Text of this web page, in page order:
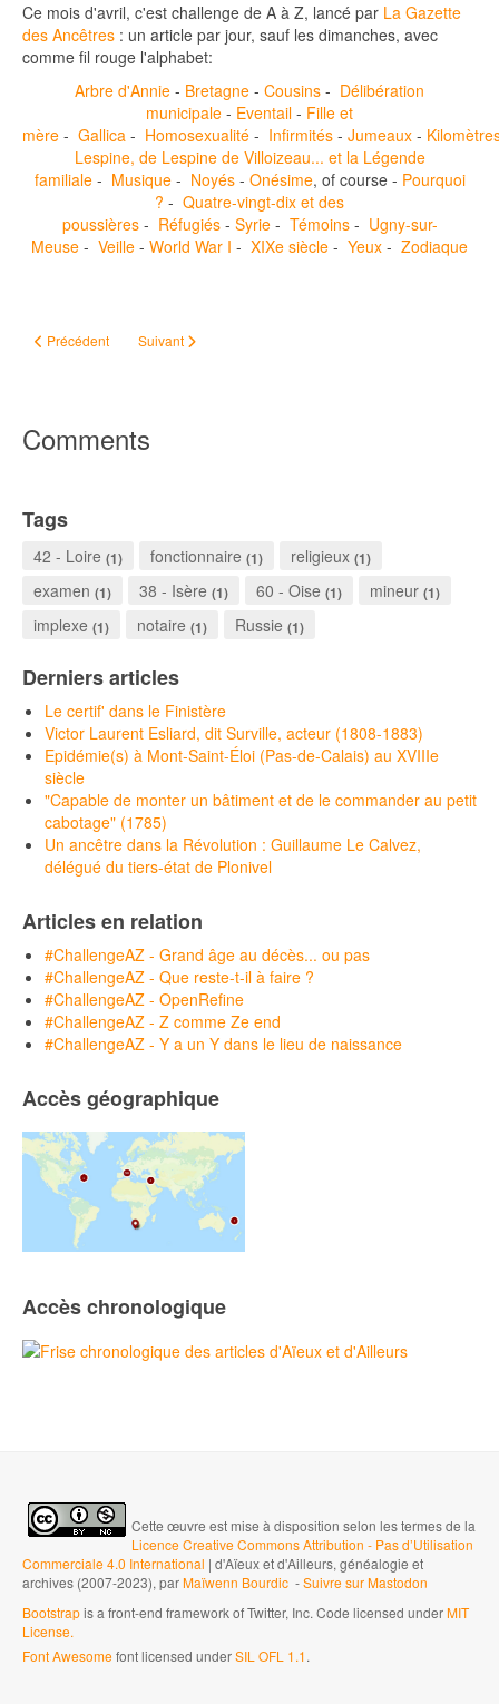
Ce mois d'avril, c'est challenge de A à Z, lancé par La Gazette
des Ancêtres : un article par jour, sauf les dimanches, avec
comme fil rouge l'alphabet:
Arbre d'Annie - Bretagne - Cousins - Délibération
municipale - Eventail - Fille et
mère - Gallica - Homosexualité - Infirmités - Jumeaux -
Lespine, de Lespine de Villoizeau... et la Légende
familiale - Musique- Noyés- Onésime, of course - Pourquoi
? - Quatre-vingt-dix et des
poussières- Réfugiés- Syrie- Témoins- Ugny-sur-
Meuse - Veille - World War I - XIXe siècle - Yeux - Zodiaque
Article précédent : #ChallengeAZ – Homosexualité et généalogie
Précédent Article suivant : #ChallengeAZ – Infirmités
Suivant
Comments
Tags
42 - Loire (1) fonctionnaire (1) religieux (1)
examen (1) 38 - Isère (1) 60 - Oise (1) mineur (1)
implexe (1) notaire (1) Russie (1)
Derniers articles
Le certif' dans le Finistère
Victor Laurent Esliard, dit Surville, acteur (1808-1883)
Epidémie(s) à Mont-Saint-Éloi (Pas-de-Calais) au XVIIIe
siècle
"Capable de monter un bâtiment et de le commander au petit
cabotage" (1785)
Un ancêtre dans la Révolution : Guillaume Le Calvez,
délégué du tiers-état de Plonivel
Articles en relation
#ChallengeAZ - Grand âge au décès... ou pas
#ChallengeAZ - Que reste-t-il à faire ?
#ChallengeAZ - OpenRefine
#ChallengeAZ - Z comme Ze end
#ChallengeAZ - Y a un Y dans le lieu de naissance
Accès géographique
Accès chronologique
Cette œuvre est mise à disposition selon les termes de la
Licence Creative Commons Attribution - Pas d’Utilisation
Commerciale 4.0 International | d'Aïeux et d'Ailleurs, généalogie et
archives (2007-2023), parMaïwenn Bourdic -Suivre sur Mastodon
Bootstrapis a front-end framework of Twitter, Inc. Code licensed underMIT
License.
Font Awesomefont licensed underSIL OFL 1.1.